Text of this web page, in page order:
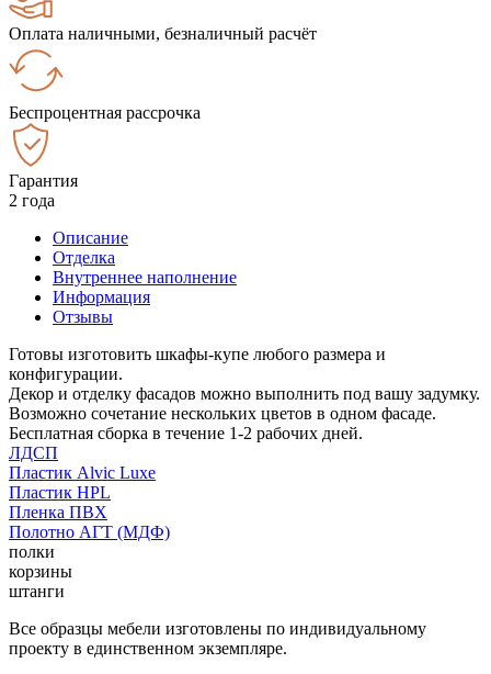
Оплата наличными, безналичный расчёт
Беспроцентная рассрочка
Гарантия
2 года
Описание
Отделка
Внутреннее наполнение
Информация
Отзывы
Готовы изготовить шкафы-купе любого размера и
конфигурации.
Декор и отделку фасадов можно выполнить под вашу задумку.
Возможно сочетание нескольких цветов в одном фасаде.
Бесплатная сборка в течение 1-2 рабочих дней.
ЛДСП
Пластик Alvic Luxe
Пластик HPL
Пленка ПВХ
Полотно АГТ (МДФ)
полки
корзины
штанги
Все образцы мебели изготовлены по индивидуальному
проекту в единственном экземпляре.